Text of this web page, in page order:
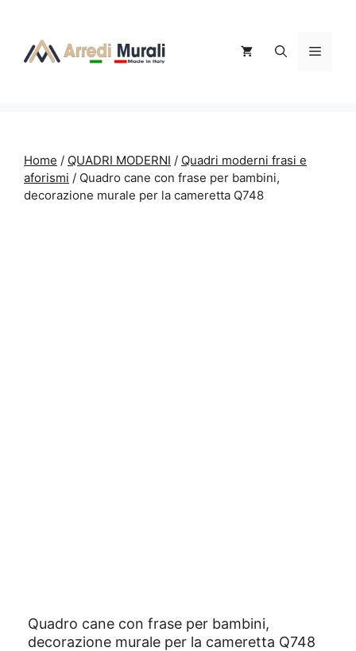
contenuto
Menu
Home / QUADRI MODERNI / Quadri moderni frasi e
aforismi / Quadro cane con frase per bambini,
decorazione murale per la cameretta Q748
Quadro cane con frase per bambini,
decorazione murale per la cameretta Q748